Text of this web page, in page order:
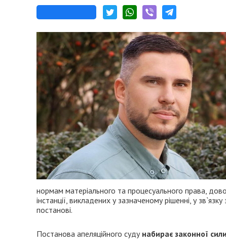
нормам матеріального та процесуального права,
інстанції, викладених у зазначеному рішенні, у
постанові.
Постанова апеляційного суду набирає законної